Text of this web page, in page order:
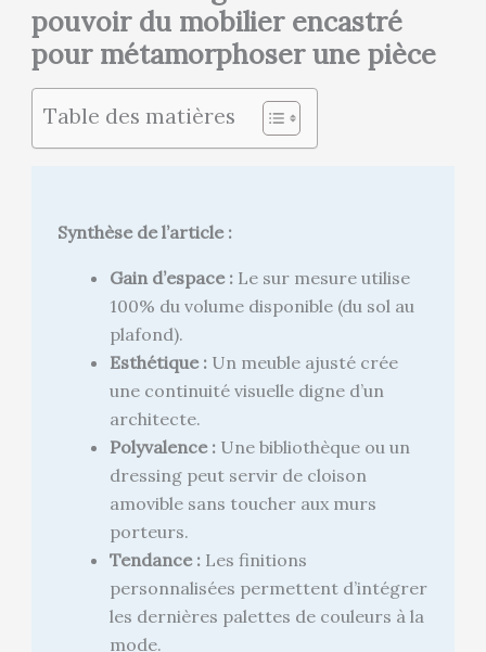
pouvoir du mobilier encastré
pour métamorphoser une pièce
Table des matières
Synthèse de l’article :
Gain d’espace :Le sur mesure utilise
100% du volume disponible (du sol au
plafond).
Esthétique :Un meuble ajusté crée
une continuité visuelle digne d’un
architecte.
Polyvalence :Une bibliothèque ou un
dressing peut servir de cloison
amovible sans toucher aux murs
porteurs.
Tendance :Les finitions
personnalisées permettent d’intégrer
les dernières palettes de couleurs à la
mode.